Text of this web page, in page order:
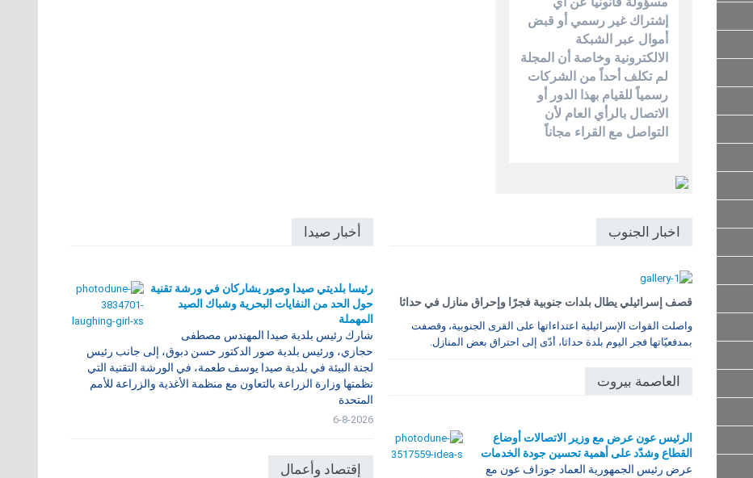
إشتراك غير رسمي أو قبض
أموال عبر الشبكة
الالكترونية وخاصة أن المجلة
لم تكلف أحداً من الشركات
رسمياً للقيام بهذا الدور أو
الاتصال بالرأي العام لأن
التواصل مع القراء مجاناً
أخبار صيدا
رئيسا بلديتي صيدا وصور يشاركان في ورشة تقنية
حول الحد من النفايات البحرية وشباك الصيد
المهملة
شارك رئيس بلدية صيدا المهندس مصطفى
حجازي، ورئيس بلدية صور الدكتور حسن دبوق، إلى جانب رئيس
لجنة البيئة في بلدية صيدا يوسف طعمة، في الورشة التقنية التي
نظمتها وزارة الزراعة بالتعاون مع منظمة الأغذية والزراعة للأمم
المتحدة
6-8-2026
إقتصاد وأعمال
اخبار الجنوب
قصف إسرائيلي يطال بلدات جنوبية فجرًا وإحراق منازل في حداثا
واصلت القوات الإسرائيلية اعتداءاتها على القرى الجنوبية، وقصفت
بمدفعيّاتها فجر اليوم بلدة حداثا، أدّى إلى احتراق بعض المنازل.
العاصمة بيروت
الرئيس عون عرض مع وزير الاتصالات أوضاع
القطاع وشدّد على أهمية تحسين جودة الخدمات
عرض رئيس الجمهورية العماد جوزاف عون مع